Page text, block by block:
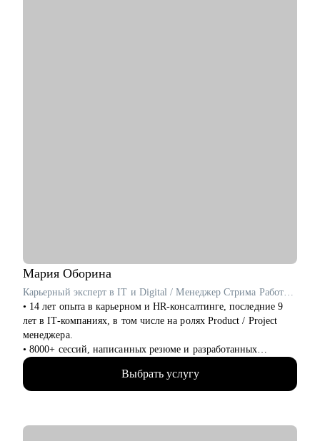
Мария Оборина
Карьерный эксперт в IT и Digital / Менеджер Стрима Работодателей в Сетке от hh.ru / ex- Яндекс Практикум, Островок!
• 14 лет опыта в карьерном и HR-консалтинге, последние 9
лет в IT-компаниях, в том числе на ролях Product / Project
менеджера.
• 8000+ сессий, написанных резюме и разработанных
карьерных планов по переходу в новую профессию и
эффективному поиску работы, в том числе в IT.
• Более 5000 успешных трудоустройств: мои клиенты
Выбрать услугу